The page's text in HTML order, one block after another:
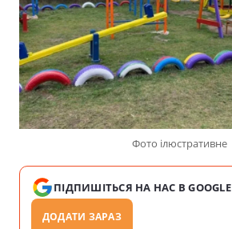
Фото ілюстративне
ПІДПИШІТЬСЯ НА НАС В GOOGLE
ДОДАТИ ЗАРАЗ